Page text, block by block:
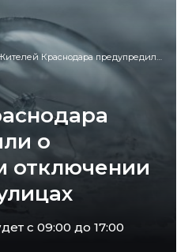
Краснодара предупредили о масштабном отключении света на 24 улицах
о
отключении
с 09:00 до 17:00